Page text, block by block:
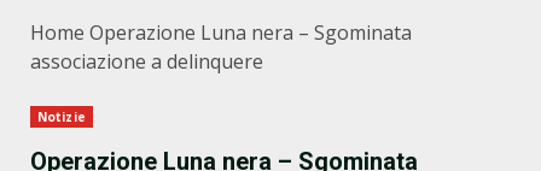
Home Operazione Luna nera – Sgominata
associazione a delinquere
Notizie
Operazione Luna nera – Sgominata